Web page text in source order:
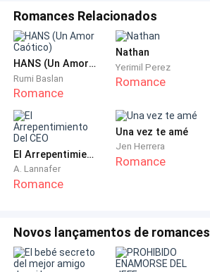
Romances Relacionados
HANS (Un Amor Caótico)
Rumi Baslan
Romance
Nathan
Yerimil Perez
Romance
El Arrepentimiento Del CEO
A. Lannafer
Romance
Una vez te amé
Jen Herrera
Romance
Novos lançamentos de romances